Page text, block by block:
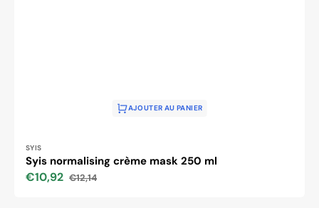
AJOUTER AU PANIER
Distributeur :
SYIS
Syis normalising crème mask 250 ml
Prix
€10,92
Prix
€12,14